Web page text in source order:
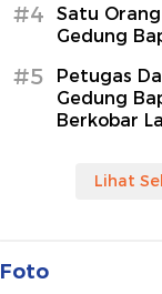
#4
Satu
Gedung
#5
Petugas
Gedung
Berkobar
Lihat
Foto